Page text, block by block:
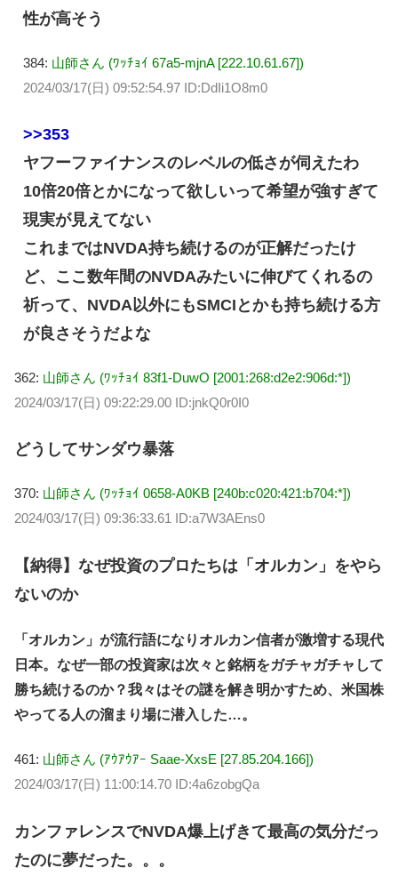
性が高そう
384: 山師さん (ﾜｯﾁｮｲ 67a5-mjnA [222.10.61.67])
2024/03/17(日) 09:52:54.97 ID:DdIi1O8m0
>>353
ヤフーファイナンスのレベルの低さが伺えたわ
10倍20倍とかになって欲しいって希望が強すぎて
現実が見えてない
これまではNVDA持ち続けるのが正解だったけ
ど、ここ数年間のNVDAみたいに伸びてくれるの
祈って、NVDA以外にもSMCIとかも持ち続ける方
が良さそうだよな
362: 山師さん (ﾜｯﾁｮｲ 83f1-DuwO [2001:268:d2e2:906d:*])
2024/03/17(日) 09:22:29.00 ID:jnkQ0r0I0
どうしてサンダウ暴落
370: 山師さん (ﾜｯﾁｮｲ 0658-A0KB [240b:c020:421:b704:*])
2024/03/17(日) 09:36:33.61 ID:a7W3AEns0
【納得】なぜ投資のプロたちは「オルカン」をやら
ないのか
「オルカン」が流行語になりオルカン信者が激増する現代
日本。なぜ一部の投資家は次々と銘柄をガチャガチャして
勝ち続けるのか？我々はその謎を解き明かすため、米国株
やってる人の溜まり場に潜入した…。
461: 山師さん (ｱｳｱｳｱｰ Saae-XxsE [27.85.204.166])
2024/03/17(日) 11:00:14.70 ID:4a6zobgQa
カンファレンスでNVDA爆上げきて最高の気分だっ
たのに夢だった。。。